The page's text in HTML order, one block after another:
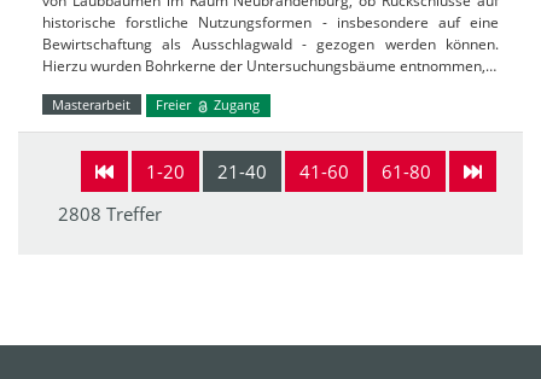
historische forstliche Nutzungsformen - insbesondere auf eine
Bewirtschaftung als Ausschlagwald - gezogen werden können.
Hierzu wurden Bohrkerne der Untersuchungsbäume entnommen,…
Masterarbeit Freier Zugang
1-20 21-40 41-60
61-80
2808 Treffer